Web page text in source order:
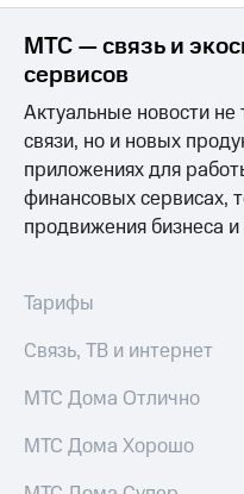
Корпоративный
секретарь
Раскрытие
информации
Информация
акционерам
Документы
ПАО
"МТС"
Собрания
акционеров
капитал
и
Рынок
МТС — связь и
сервисов
Актуальные новости не
связи, но и новых
приложениях для
финансовых сервисах,
продвижения бизнеса
Тарифы
Связь, ТВ и интернет
МТС Дома Отлично
МТС Дома Хорошо